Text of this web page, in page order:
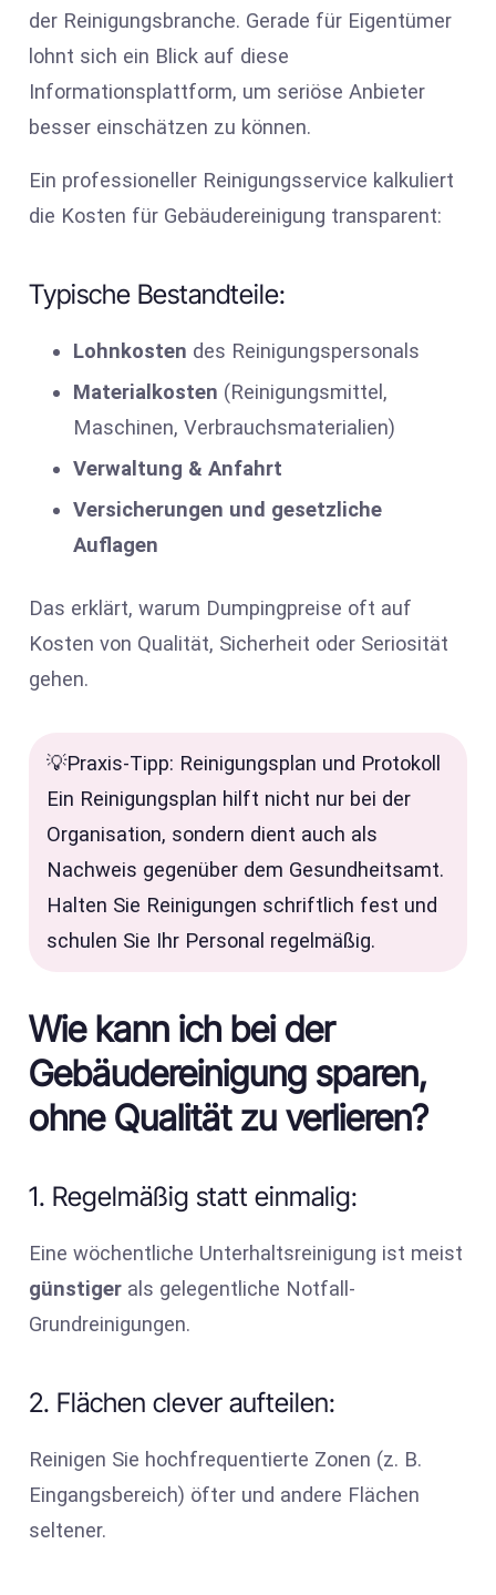
der Reinigungsbranche. Gerade für Eigentümer
lohnt sich ein Blick auf diese
Informationsplattform, um seriöse Anbieter
besser einschätzen zu können.
Ein professioneller Reinigungsservice kalkuliert
die Kosten für Gebäudereinigung transparent:
Typische Bestandteile:
Lohnkosten des Reinigungspersonals
Materialkosten (Reinigungsmittel,
Maschinen, Verbrauchsmaterialien)
Verwaltung & Anfahrt
Versicherungen und gesetzliche
Auflagen
Das erklärt, warum Dumpingpreise oft auf
Kosten von Qualität, Sicherheit oder Seriosität
gehen.
💡Praxis-Tipp: Reinigungsplan und Protokoll
Ein Reinigungsplan hilft nicht nur bei der
Organisation, sondern dient auch als
Nachweis gegenüber dem Gesundheitsamt.
Halten Sie Reinigungen schriftlich fest und
schulen Sie Ihr Personal regelmäßig.
Wie kann ich bei der
Gebäudereinigung sparen,
ohne Qualität zu verlieren?
1. Regelmäßig statt einmalig:
Eine wöchentliche Unterhaltsreinigung ist meist
günstigerals gelegentliche Notfall-
Grundreinigungen.
2. Flächen clever aufteilen:
Reinigen Sie hochfrequentierte Zonen (z. B.
Eingangsbereich) öfter und andere Flächen
seltener.